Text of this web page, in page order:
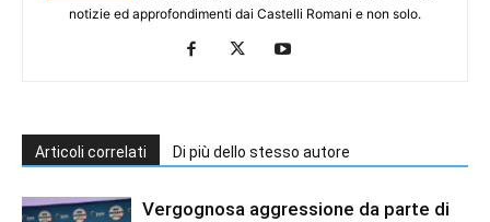
notizie ed approfondimenti dai Castelli Romani e non solo.
Articoli correlati Di più dello stesso autore
Vergognosa aggressione da parte di